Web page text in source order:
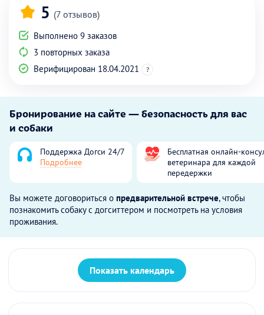
5 (7 отзывов)
Выполнено 9 заказов
3 повторных заказа
Верифицирован 18.04.2021
?
Бронирование на сайте — безопасность для вас
и собаки
Поддержка Догси 24/7
Подробнее
Бесплатная онлайн-
ветеринара для каждой
передержки
Вы можете договориться о предварительной встрече, чтобы
познакомить собаку с догситтером и посмотреть на условия
проживания.
Показать календарь